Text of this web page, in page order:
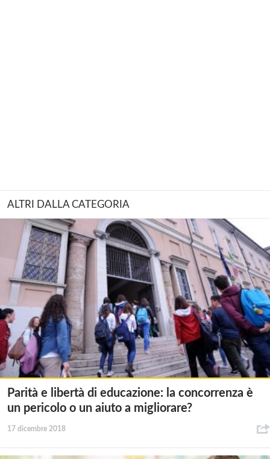
ALTRI DALLA CATEGORIA
Parità e libertà di educazione: la concorrenza è
un pericolo o un aiuto a migliorare?
17 dicembre 2018